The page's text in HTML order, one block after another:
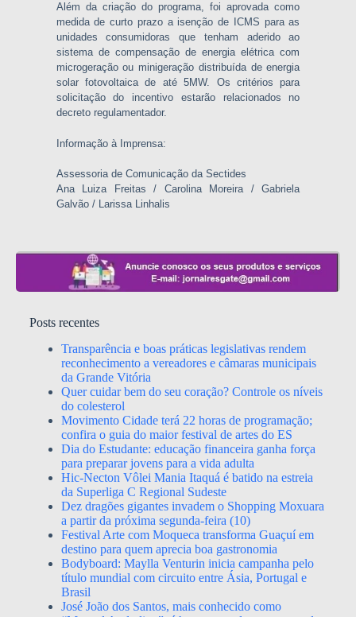
Além da criação do programa, foi aprovada como
medida de curto prazo a isenção de ICMS para as
unidades consumidoras que tenham aderido ao
sistema de compensação de energia elétrica com
microgeração ou minigeração distribuída de energia
solar fotovoltaica de até 5MW. Os critérios para
solicitação do incentivo estarão relacionados no
decreto regulamentador.
Informação à Imprensa:
Assessoria de Comunicação da Sectides
Ana Luiza Freitas / Carolina Moreira / Gabriela
Galvão / Larissa Linhalis
Posts recentes
Transparência e boas práticas legislativas rendem
reconhecimento a vereadores e câmaras municipais
da Grande Vitória
Quer cuidar bem do seu coração? Controle os níveis
do colesterol
Movimento Cidade terá 22 horas de programação;
confira o guia do maior festival de artes do ES
Dia do Estudante: educação financeira ganha força
para preparar jovens para a vida adulta
Hic-Necton Vôlei Mania Itaquá é batido na estreia
da Superliga C Regional Sudeste
Dez dragões gigantes invadem o Shopping Moxuara
a partir da próxima segunda-feira (10)
Festival Arte com Moqueca transforma Guaçuí em
destino para quem aprecia boa gastronomia
Bodyboard: Maylla Venturin inicia campanha pelo
título mundial com circuito entre Ásia, Portugal e
Brasil
José João dos Santos, mais conhecido como